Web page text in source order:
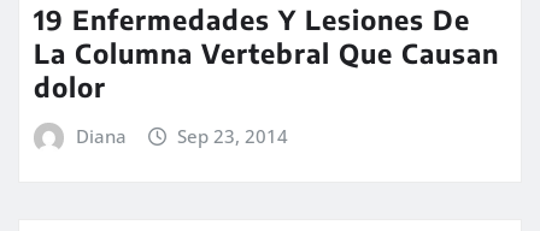
19 Enfermedades Y Lesiones De
La Columna Vertebral Que Causan
dolor
Diana Sep 23, 2014